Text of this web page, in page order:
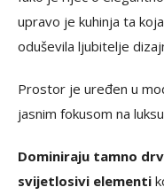
upravo je kuhinja ta
oduševila ljubitelje
Prostor je uređen u
jasnim fokusom na
Dominiraju tamno
svijetlosivi elementi